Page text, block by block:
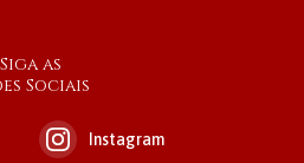
Siga as
Sociais
Instagram